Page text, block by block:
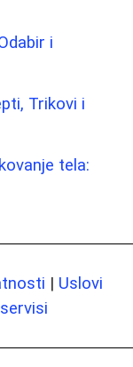
i
Trikovi i
tela:
| Uslovi